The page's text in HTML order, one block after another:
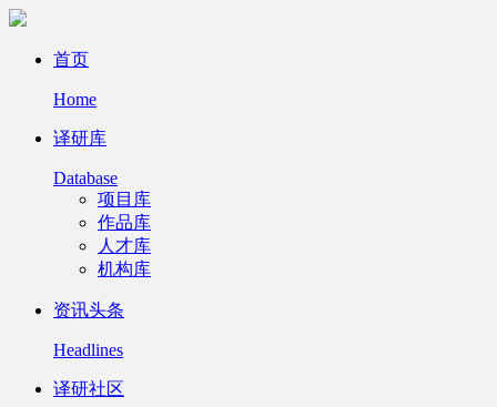
首页
Home
译研库
Database
项目库
作品库
人才库
机构库
资讯头条
Headlines
译研社区